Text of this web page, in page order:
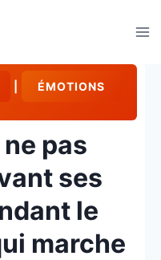
ÉMOTIONS
pas
ses
le
marche